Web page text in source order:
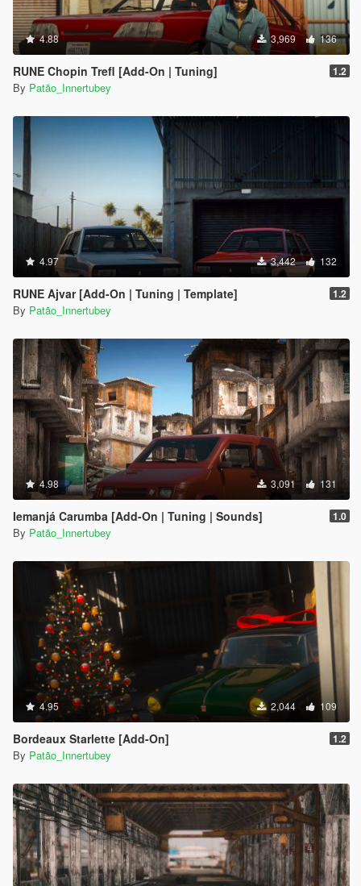
4.88 3,969 136
RUNE Chopin Trefl [Add-On | Tuning] 1.2
By Patão_Innertubey
4.97 3,442 132
RUNE Ajvar [Add-On | Tuning | Template] 1.2
By Patão_Innertubey
4.98 3,091 131
Iemanjá Carumba [Add-On | Tuning | Sounds] 1.0
By Patão_Innertubey
4.95 2,044 109
Bordeaux Starlette [Add-On] 1.2
By Patão_Innertubey